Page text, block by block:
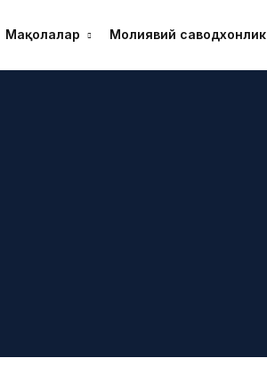
Мақолалар Молиявий саводхонлик